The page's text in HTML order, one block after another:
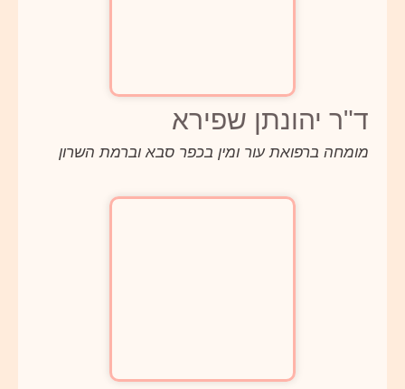
ד"ר יהונתן שפירא
מומחה ברפואת עור ומין בכפר סבא וברמת השרון